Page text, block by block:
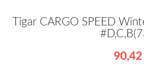
Tigar CARGO SPEED